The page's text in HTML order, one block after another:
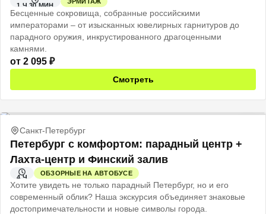
1 Ч 30 МИН
Бесценные сокровища, собранные российскими
императорами – от изысканных ювелирных гарнитуров до
парадного оружия, инкрустированного драгоценными
камнями.
от 2 095 ₽
Смотреть
Санкт-Петербург
Петербург с комфортом: парадный центр +
Лахта-центр и Финский залив
4 Ч
ОБЗОРНЫЕ НА АВТОБУСЕ
Хотите увидеть не только парадный Петербург, но и его
современный облик? Наша экскурсия объединяет знаковые
достопримечательности и новые символы города.